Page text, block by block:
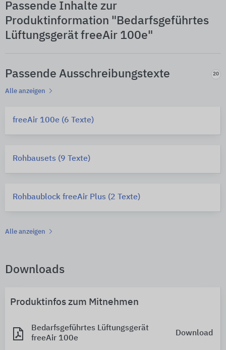
Passende Inhalte zur
Produktinformation "Bedarfsgeführtes
Lüftungsgerät freeAir 100e"
Passende Ausschreibungstexte 20
Alle anzeigen
freeAir 100e (6 Texte)
Rohbausets (9 Texte)
Rohbaublock freeAir Plus (2 Texte)
Alle anzeigen
Downloads
Produktinfos zum Mitnehmen
Bedarfsgeführtes Lüftungsgerät
freeAir 100e
Download